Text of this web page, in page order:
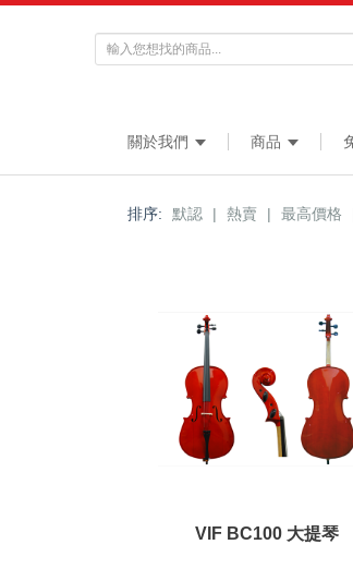
關於我們 商品
排序: 默認 | 熱賣 | 最高價格
VIF BC100 大提琴